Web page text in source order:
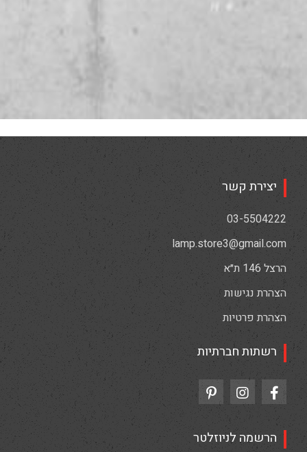
יצירת קשר
03-5504222
lamp.store3@gmail.com
הרצל 146 ת״א
הצהרת נגישות
הצהרת פרטיות
רשתות חברתיות
הרשמה לניוזלטר